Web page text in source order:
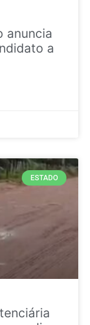
anuncia
a
ESTADO